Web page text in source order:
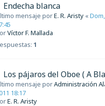
Endecha blanca
mensaje porE. R. Aristy «
Víctor F. Mallada
1
Los pájaros del Oboe ( A
mensaje porAdministración
18:17
E. R. Aristy